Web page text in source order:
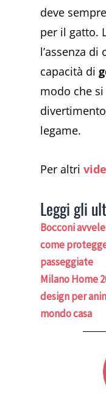
deve
per il gatto.
l’assenza
capacità di
modo che
legame.
Per altri
Leggi gli
Bocconi
come
passeggiate
Milano Home
design per
mondo casa